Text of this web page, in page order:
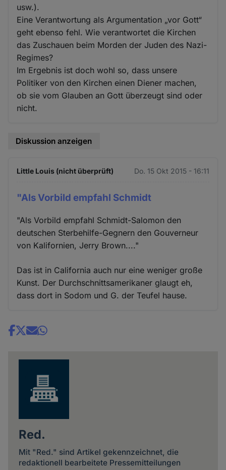
usw.).
Eine Verantwortung als Argumentation „vor Gott“
geht ebenso fehl. Wie verantwortet die Kirchen
das Zuschauen beim Morden der Juden des Nazi-
Regimes?
Im Ergebnis ist doch wohl so, dass unsere
Politiker von den Kirchen einen Diener machen,
ob sie vom Glauben an Gott überzeugt sind oder
nicht.
Diskussion anzeigen
Little Louis (nicht überprüft) Do. 15 Okt 2015 - 16:11
"Als Vorbild empfahl Schmidt
"Als Vorbild empfahl Schmidt-Salomon den
deutschen Sterbehilfe-Gegnern den Gouverneur
von Kalifornien, Jerry Brown...."
Das ist in California auch nur eine weniger große
Kunst. Der Durchschnittsamerikaner glaugt eh,
dass dort in Sodom und G. der Teufel hause.
Share
Red.
Mit "Red." sind Artikel gekennzeichnet, die
redaktionell bearbeitete Pressemitteilungen